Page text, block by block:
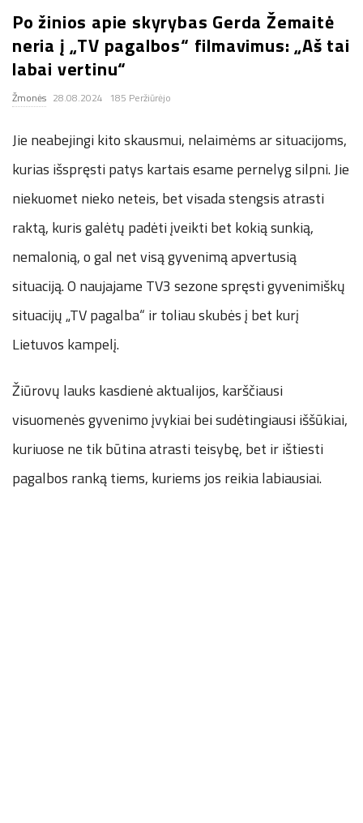
.
c
o
.
u
k
Po žinios apie skyrybas Gerda Žemaitė
neria į „TV pagalbos“ filmavimus: „Aš tai
labai vertinu“
Žmonės 28.08.2024 185 Peržiūrėjo
Jie neabejingi kito skausmui, nelaimėms ar situacijoms,
kurias išspręsti patys kartais esame pernelyg silpni. Jie
niekuomet nieko neteis, bet visada stengsis atrasti
raktą, kuris galėtų padėti įveikti bet kokią sunkią,
nemalonią, o gal net visą gyvenimą apvertusią
situaciją. O naujajame TV3 sezone spręsti gyvenimiškų
situacijų „TV pagalba“ ir toliau skubės į bet kurį
Lietuvos kampelį.
Žiūrovų lauks kasdienė aktualijos, karščiausi
visuomenės gyvenimo įvykiai bei sudėtingiausi iššūkiai,
kuriuose ne tik būtina atrasti teisybę, bet ir ištiesti
pagalbos ranką tiems, kuriems jos reikia labiausiai.